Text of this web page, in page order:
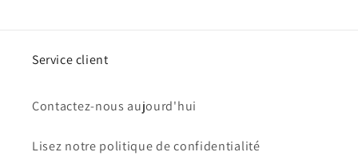
Service client
Contactez-nous aujourd'hui
Lisez notre politique de confidentialité